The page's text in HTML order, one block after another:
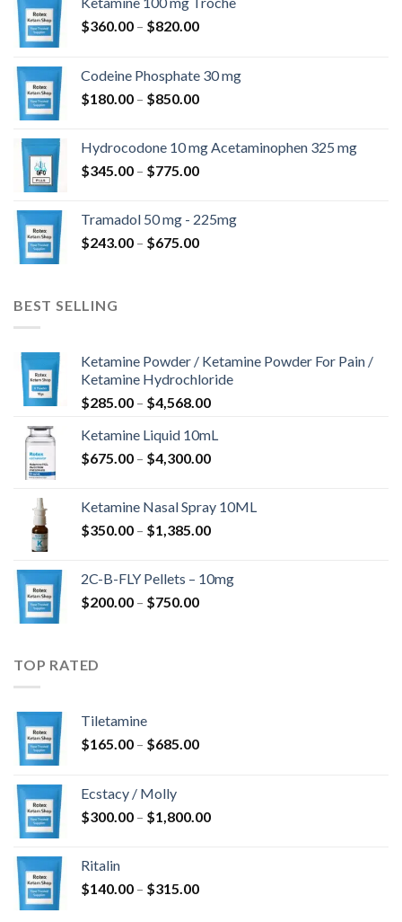
$360.00 – $820.00Prisinterval:
$820.00
Codeine Phosphate 30 mg
$180.00 – $850.00Prisinterval:
$850.00
Hydrocodone 10 mg Acetaminophen 325 mg
$345.00 – $775.00Prisinterval:
$775.00
Tramadol 50 mg - 225mg
$243.00 – $675.00Prisinterval:
BEST SELLING
Ketamine Powder / Ketamine Powder For Pain /
Ketamine Hydrochloride
$285.00 – $4,568.00Prisinterval:
til
$4,568.00
Ketamine Liquid 10mL
$675.00 – $4,300.00Prisinterval:
$4,300.00
Ketamine Nasal Spray 10ML
$350.00 – $1,385.00Prisinterval:
$1,385.00
2C-B-FLY Pellets – 10mg
$200.00 – $750.00Prisinterval:
TOP RATED
Tiletamine
$165.00 – $685.00Prisinterval:
Ecstacy / Molly
$300.00 – $1,800.00Prisinterval:
Ritalin
$140.00 – $315.00Prisinterval: